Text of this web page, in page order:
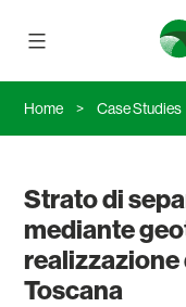
contenuto
Home > Case Studies
Strato di
mediante
realizzazione
Toscana